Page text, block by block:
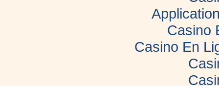
Casino
Casino En